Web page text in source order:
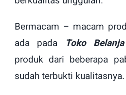
Bermacam – macam
ada pada
Toko
produk dari beberapa
sudah terbukti kualitasnya.